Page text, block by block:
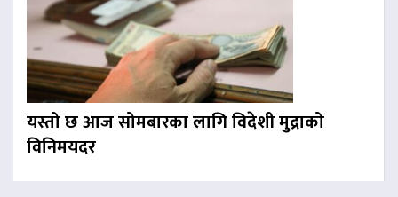
यस्तो छ आज सोमबारका लागि विदेशी मुद्राको
विनिमयदर